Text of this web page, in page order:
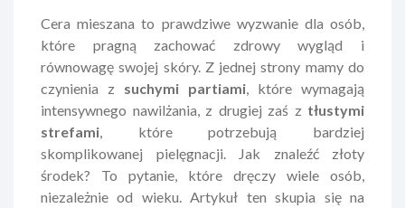
Cera mieszana to prawdziwe wyzwanie dla osób,
które pragną zachować zdrowy wygląd i
równowagę swojej skóry. Z jednej strony mamy do
czynienia z suchymi partiami , które wymagają
intensywnego nawilżania, z drugiej zaś z tłustymi
strefami , które potrzebują bardziej
skomplikowanej pielęgnacji. Jak znaleźć złoty
środek? To pytanie, które dręczy wiele osób,
niezależnie od wieku. Artykuł ten skupia się na